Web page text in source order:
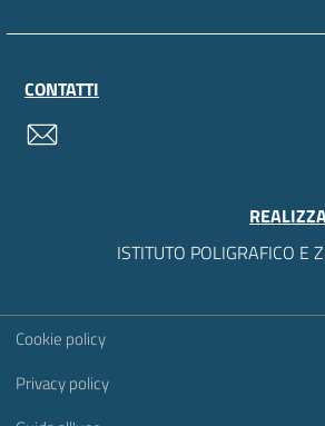
CONTATTI
ISTITUTO POLIGRAFICO E
Sezione Link Utili
Cookie policy
Privacy policy